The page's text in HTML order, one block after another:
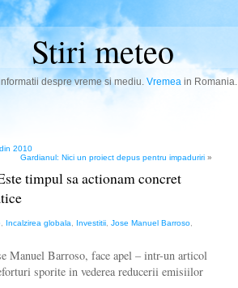
Stiri meteo
despre vreme si mediu. Vremeain Romania.
2010
Gardianul: Nici un proiect depus pentru impaduriri »
timpul sa actionam concret
Incalzirea globala Investitii Jose Manuel Barroso
Manuel Barroso, face apel – intr-un articol
sporite in vederea reducerii emisiilor